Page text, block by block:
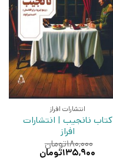
انتشارات افراز
کتاب نانجیب | انتشارات
افراز
۱۸۰,۰۰۰تومان
قیمت
۱۳۵,۹۰۰تومان